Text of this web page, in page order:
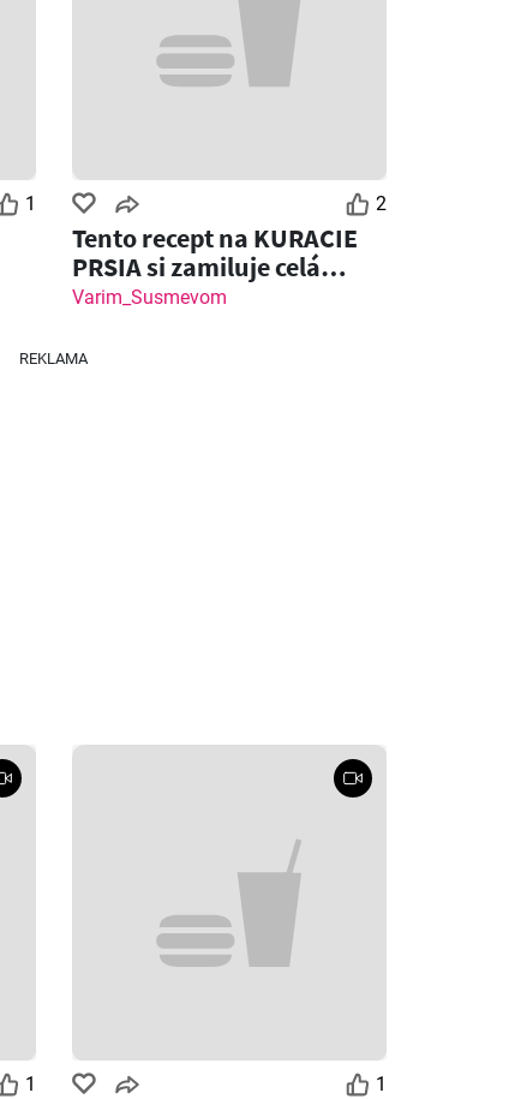
Klas leták
03.08.2026 - 09.08.2026
Fresh leták
1 2
Tento recept na KURACIE
PRSIA si zamiluje celá
rodina!
Varim_Susmevom
REKLAMA
1 1